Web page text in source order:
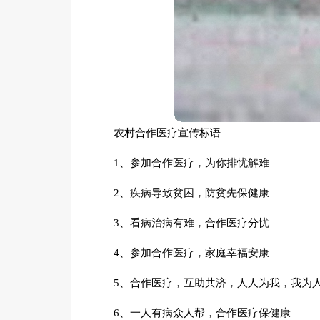
农村合作医疗宣传标语
1、参加合作医疗，为你排忧解难
2、疾病导致贫困，防贫先保健康
3、看病治病有难，合作医疗分忧
4、参加合作医疗，家庭幸福安康
5、合作医疗，互助共济，人人为我，我为
6、一人有病众人帮，合作医疗保健康